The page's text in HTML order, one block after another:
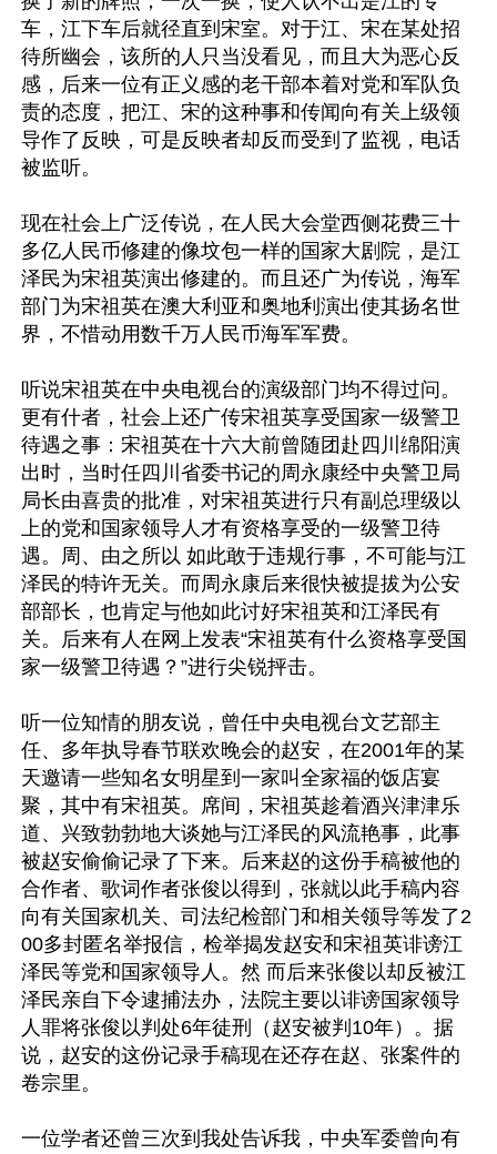
车，江下车后就径直到宋室。对于江、宋在某处招
待所幽会，该所的人只当没看见，而且大为恶心反
感，后来一位有正义感的老干部本着对党和军队负
责的态度，把江、宋的这种事和传闻向有关上级领
导作了反映，可是反映者却反而受到了监视，电话
被监听。
现在社会上广泛传说，在人民大会堂西侧花费三十
多亿人民币修建的像坟包一样的国家大剧院，是江
泽民为宋祖英演出修建的。而且还广为传说，海军
部门为宋祖英在澳大利亚和奥地利演出使其扬名世
界，不惜动用数千万人民币海军军费。
听说宋祖英在中央电视台的演级部门均不得过问。
更有什者，社会上还广传宋祖英享受国家一级警卫
待遇之事：宋祖英在十六大前曾随团赴四川绵阳演
出时，当时任四川省委书记的周永康经中央警卫局
局长由喜贵的批准，对宋祖英进行只有副总理级以
上的党和国家领导人才有资格享受的一级警卫待
遇。周、由之所以 如此敢于违规行事，不可能与江
泽民的特许无关。而周永康后来很快被提拔为公安
部部长，也肯定与他如此讨好宋祖英和江泽民有
关。后来有人在网上发表“宋祖英有什么资格享受国
家一级警卫待遇？”进行尖锐抨击。
听一位知情的朋友说，曾任中央电视台文艺部主
任、多年执导春节联欢晚会的赵安，在2001年的某
天邀请一些知名女明星到一家叫全家福的饭店宴
聚，其中有宋祖英。席间，宋祖英趁着酒兴津津乐
道、兴致勃勃地大谈她与江泽民的风流艳事，此事
被赵安偷偷记录了下来。后来赵的这份手稿被他的
合作者、歌词作者张俊以得到，张就以此手稿内容
向有关国家机关、司法纪检部门和相关领导等发了2
00多封匿名举报信，检举揭发赵安和宋祖英诽谤江
泽民等党和国家领导人。然 而后来张俊以却反被江
泽民亲自下令逮捕法办，法院主要以诽谤国家领导
人罪将张俊以判处6年徒刑（赵安被判10年）。据
说，赵安的这份记录手稿现在还存在赵、张案件的
卷宗里。
一位学者还曾三次到我处告诉我，中央军委曾向有